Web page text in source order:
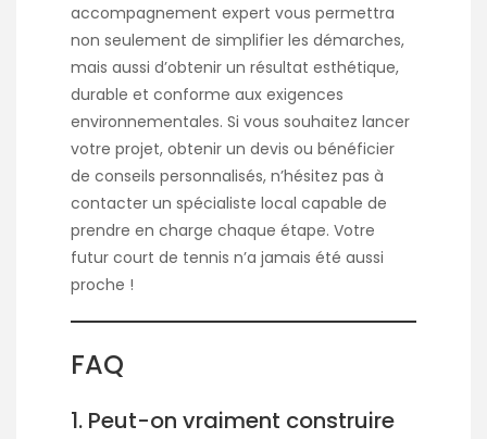
accompagnement expert vous permettra
non seulement de simplifier les démarches,
mais aussi d’obtenir un résultat esthétique,
durable et conforme aux exigences
environnementales. Si vous souhaitez lancer
votre projet, obtenir un devis ou bénéficier
de conseils personnalisés, n’hésitez pas à
contacter un spécialiste local capable de
prendre en charge chaque étape. Votre
futur court de tennis n’a jamais été aussi
proche !
FAQ
1. Peut-on vraiment construire